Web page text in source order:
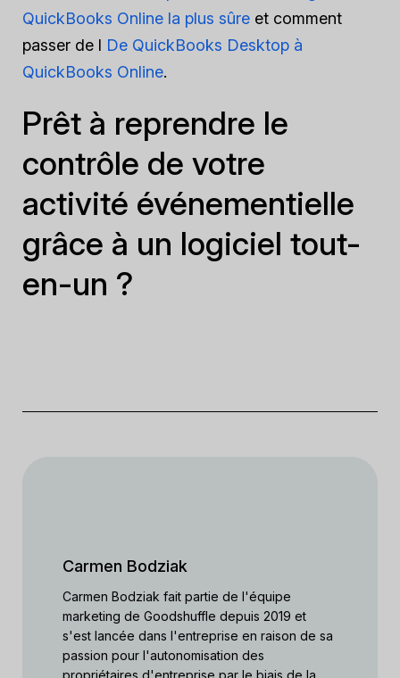
QuickBooks Online la plus sûre et comment
passer de l De QuickBooks Desktop à
QuickBooks Online.
Prêt à reprendre le
contrôle de votre
activité événementielle
grâce à un logiciel tout-
en-un ?
Carmen Bodziak
Carmen Bodziak fait partie de l'équipe
marketing de Goodshuffle depuis 2019 et
s'est lancée dans l'entreprise en raison de sa
passion pour l'autonomisation des
propriétaires d'entreprise par le biais de la